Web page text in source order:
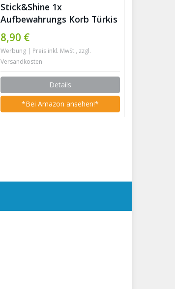
Stick&Shine 1x
Aufbewahrungs Korb Türkis
Faltbox 32 x 32 x 32 cm
Regalkorb faltbar mit
Deckel
8,90 €
Werbung | Preis inkl. MwSt., zzgl.
Versandkosten
Details
*Bei Amazon ansehen!*